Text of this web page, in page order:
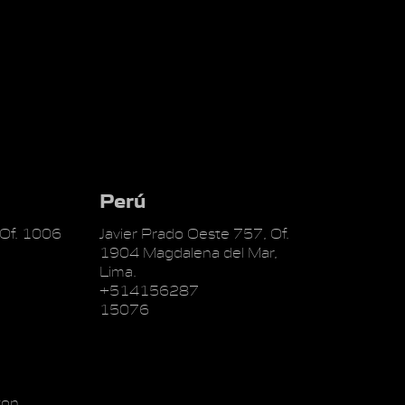
1006
Perú
Javier Prado Oeste 757, Of.
1904 Magdalena del Mar,
Lima.
+514156287
15076